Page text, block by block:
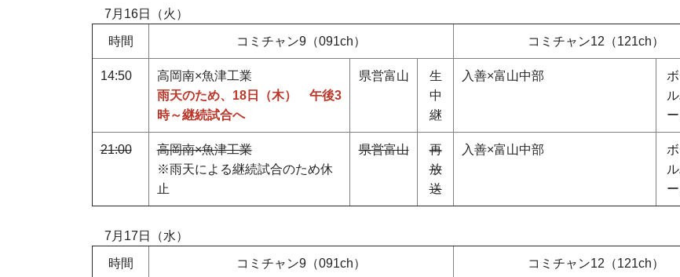
7月16日（火）
時間 コミチャン9（091ch） コミチャン12（121ch）
14:50
高岡南×魚津工業
雨天のため、 18日（木） 午後3
時～継続試合へ
県営富山
生
中
継
入善×富山中部
21:00
高岡南×魚津工業
※雨天による継続試合のため休
止
県営富山
再
放
送
入善×富山中部
7月17日（水）
時間 コミチャン9（091ch） コミチャン12（121ch）